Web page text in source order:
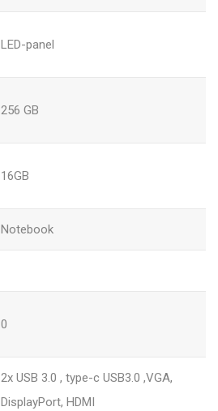
LED-panel
256 GB
16GB
Notebook
0
2x USB 3.0 , type-c USB3.0 ,VGA,
DisplayPort, HDMI